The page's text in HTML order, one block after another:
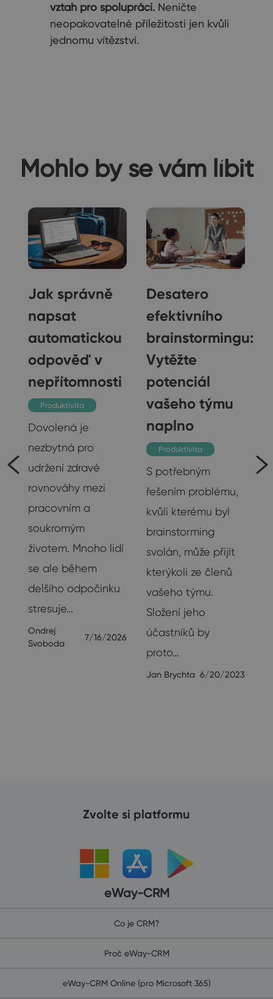
vztah pro spolupráci. Neničte
neopakovatelné příležitosti jen kvůli
jednomu vítězství.
Mohlo by se vám líbit
Jak správně
napsat
automatickou
odpověď v
nepřítomnosti
Produktivita
Dovolená je
nezbytná pro
udržení zdravé
rovnováhy mezi
pracovním a
soukromým
životem. Mnoho lidí
se ale během
delšího odpočinku
stresuje…
Ondrej
Svoboda
7/16/2026
Desatero
efektivního
brainstormingu:
Vytěžte
potenciál
vašeho týmu
naplno
Produktivita
S potřebným
řešením problému,
kvůli kterému byl
brainstorming
svolán, může přijít
kterýkoli ze členů
vašeho týmu.
Složení jeho
účastníků by
proto…
Jan Brychta 6/20/2023
Zvolte si platformu
eWay-CRM
Co je CRM?
Proč eWay-CRM
eWay-CRM Online (pro Microsoft 365)